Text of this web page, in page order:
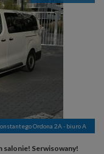
Ordona 2A - biuro A
salonie! Serwisowany!